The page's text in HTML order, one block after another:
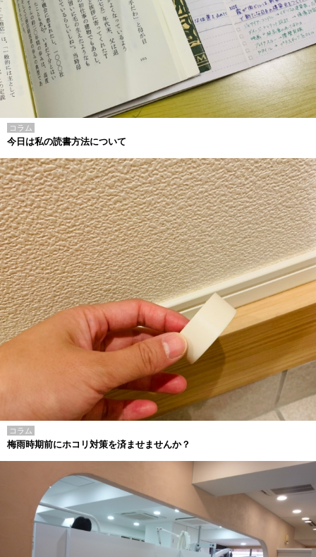
コラム
今日は私の読書方法について
コラム
梅雨時期前にホコリ対策を済ませませんか？